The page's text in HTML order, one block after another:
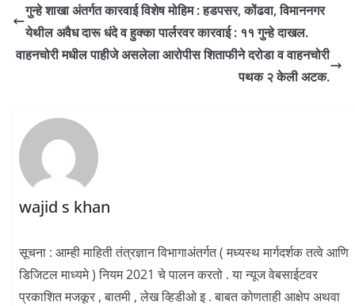
गुन्हे शाखा अंतर्गत कारवाई विशेष मोहिम : हडपसर, कोंढवा, विमाननगर
येथील अवैध दारू धंदे व हुक्का पार्लरवर कारवाई : ११ गुन्हे दाखल.
वाहनचोरी मधील पाहीजे असलेला आरोपीस शिताफीने दरोडा व वाहनचोरी
पथक २ केली अटक.
wajid s khan
सूचना : आम्ही माहिती तंत्रज्ञान विभागाअंतर्गत ( मध्यस्थ मार्गदर्शक तत्वे आणि
डिजिटल माध्यमे ) नियम 2021 चे पालन करतो . या न्यूज वेबसाईटवर
प्रकाशित मजकूर , बातमी , लेख व्हिडीओ इ . बाबत कोणताही आक्षेप अथवा